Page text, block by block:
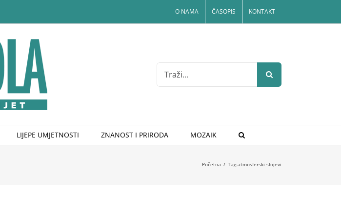
O NAMA ČASOPIS KONTAKT
Search
for:
LIJEPE UMJETNOSTI ZNANOST I PRIRODA MOZAIK
Početna / Tag:atmosferski slojevi